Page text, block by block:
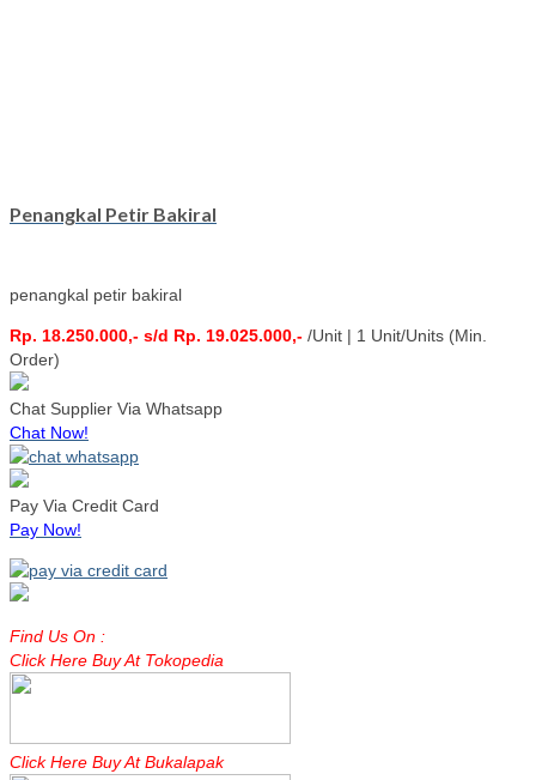
Penangkal Petir Bakiral
penangkal petir bakiral
Rp. 18.250.000,- s/d Rp. 19.025.000,- /Unit | 1 Unit/Units (Min.
Order)
Chat Supplier Via Whatsapp
Chat Now!
Pay Via Credit Card
Pay Now!
Find Us On :
Click Here Buy At Tokopedia
Click Here Buy At Bukalapak